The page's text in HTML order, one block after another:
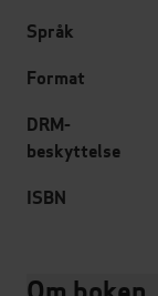
Språk
Format
DRM-
beskyttelse
ISBN